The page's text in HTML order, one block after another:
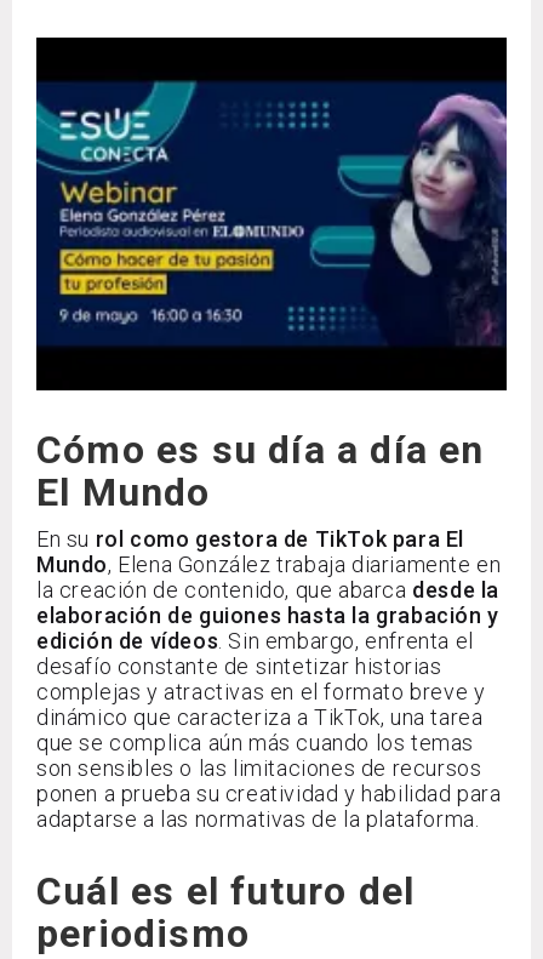
Cómo es su día a día en
El Mundo
En su rol como gestora de TikTok para El
Mundo, Elena González trabaja diariamente en
la creación de contenido, que abarca desde la
elaboración de guiones hasta la grabación y
edición de vídeos . Sin embargo, enfrenta el
desafío constante de sintetizar historias
complejas y atractivas en el formato breve y
dinámico que caracteriza a TikTok, una tarea
que se complica aún más cuando los temas
son sensibles o las limitaciones de recursos
ponen a prueba su creatividad y habilidad para
adaptarse a las normativas de la plataforma.
Cuál es el futuro del
periodismo